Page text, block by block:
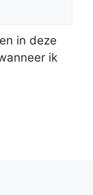
in deze
ik